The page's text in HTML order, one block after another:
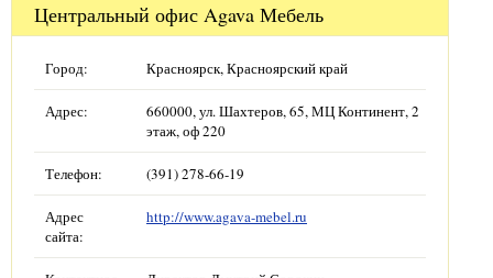
Центральный офис Agava Мебель
Город: Красноярск, Красноярский край
Адрес:
660000, ул. Шахтеров, 65, МЦ Континент, 2
этаж, оф 220
Телефон: (391) 278-66-19
Адрес
сайта:
http://www.agava-mebel.ru